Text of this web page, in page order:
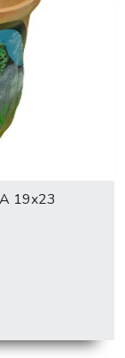
19x23